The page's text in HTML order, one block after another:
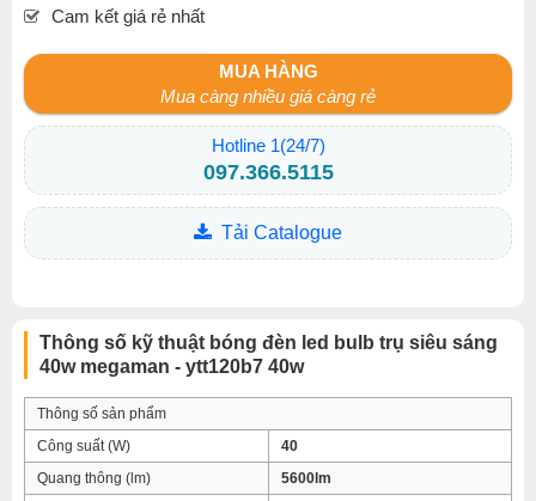
Cam kết giá rẻ nhất
MUA HÀNG
Mua càng nhiều giá càng rẻ
Hotline 1(24/7)
097.366.5115
Tải Catalogue
Thông số kỹ thuật bóng đèn led bulb trụ siêu sáng
40w megaman - ytt120b7 40w
Thông số sản phẩm
Công suất (W)
40
Quang thông (lm)
5600lm